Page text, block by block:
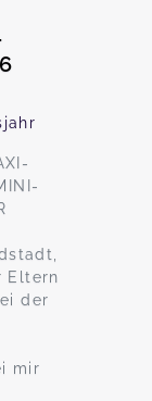
Eltern
der
mir